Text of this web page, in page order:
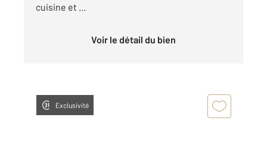
cuisine et ...
Voir le détail du bien
Exclusivité